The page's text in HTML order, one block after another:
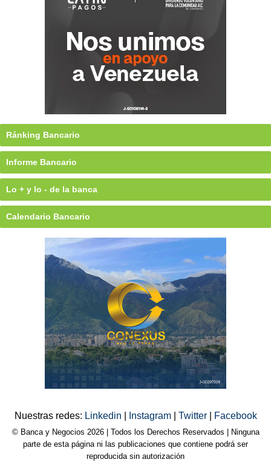
Ránking Bancario
Informe Bancario
Lo + y lo - de la banca
Calendario Bancario
Nuestras redes: Linkedin Instagram Twitter Facebook
© Banca y Negocios 2026 | Todos los Derechos Reservados | Ninguna
parte de esta página ni las publicaciones que contiene podrá ser
reproducida sin autorización